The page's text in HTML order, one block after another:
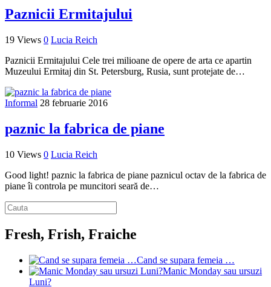
Paznicii Ermitajului
19 Views 0 Lucia Reich
Paznicii Ermitajului Cele trei milioane de opere de arta ce apartin
Muzeului Ermitaj din St. Petersburg, Rusia, sunt protejate de…
Informal 28 februarie 2016
paznic la fabrica de piane
10 Views 0 Lucia Reich
Good light! paznic la fabrica de piane paznicul octav de la fabrica de
piane îi controla pe muncitori seară de…
Fresh, Frish, Fraiche
Cand se supara femeia …
Manic Monday sau ursuzi
Luni?